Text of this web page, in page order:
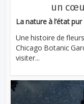
un
La nature à l’état
Une histoire de
Chicago Botanic
visiter...